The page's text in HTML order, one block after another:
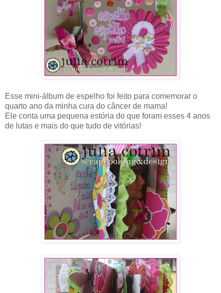
Esse mini-álbum de espelho foi feito para comemorar o
quarto ano da minha cura do câncer de mama!
Ele conta uma pequena estória do que foram esses 4 anos
de lutas e mais do que tudo de vitórias!